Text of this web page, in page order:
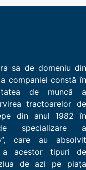
sa de domeniu din
companiei constă în
de muncă a
tractoarelor de
din anul 1982 în
specializare a
care au absolvit
a acestor tipuri de
de azi pe piaţa